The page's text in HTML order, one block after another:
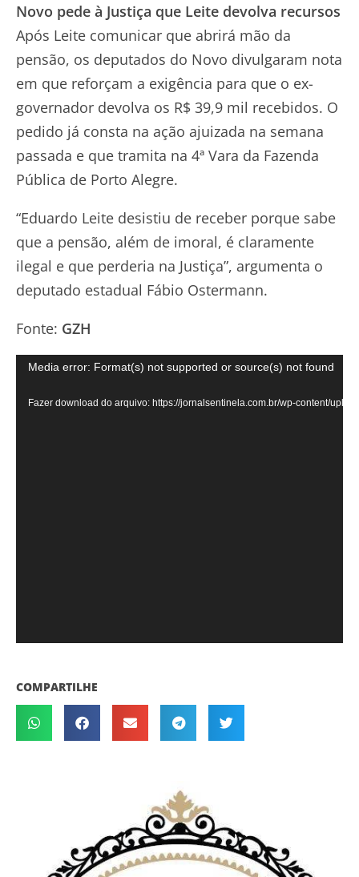
Novo pede à Justiça que Leite devolva recursos
Após Leite comunicar que abrirá mão da
pensão, os deputados do Novo divulgaram nota
em que reforçam a exigência para que o ex-
governador devolva os R$ 39,9 mil recebidos. O
pedido já consta na ação ajuizada na semana
passada e que tramita na 4ª Vara da Fazenda
Pública de Porto Alegre.
“Eduardo Leite desistiu de receber porque sabe
que a pensão, além de imoral, é claramente
ilegal e que perderia na Justiça”, argumenta o
deputado estadual Fábio Ostermann.
Fonte: GZH
Tocador
Media error: Format(s) not supported or source(s) not found
Fazer download do arquivo: https://jornalsentinela.com.br/wp-content/
COMPARTILHE